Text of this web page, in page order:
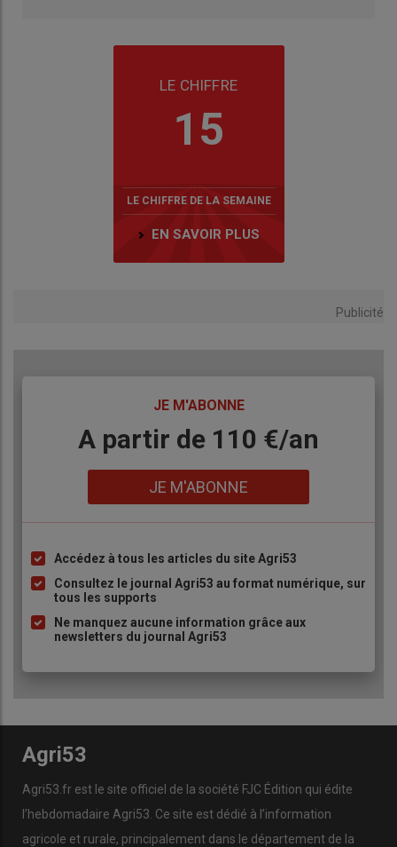
LE CHIFFRE
15
LE CHIFFRE DE LA SEMAINE
EN SAVOIR PLUS
Publicité
JE M'ABONNE
BodyA partir de 110 €/an
JE M'ABONNE
Liste
à
puce
Accédez à tous les articles du site Agri53
Consultez le journal Agri53 au format numérique, sur
tous les supports
Ne manquez aucune information grâce aux
newsletters du journal Agri53
Agri53
Agri53.fr est le site officiel de la société FJC Édition qui édite
l’hebdomadaire Agri53. Ce site est dédié à l’information
agricole et rurale, principalement dans le département de la